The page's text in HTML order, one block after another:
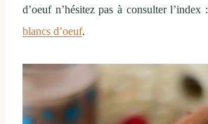
d’oeuf n’hésitez pas à consulter l’index :
blancs d’oeuf.